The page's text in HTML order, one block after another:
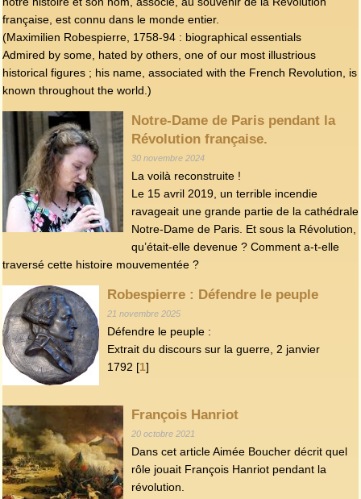
française, est connu dans le monde entier.
(Maximilien Robespierre, 1758-94 : biographical essentials
Admired by some, hated by others, one of our most illustrious
historical figures ; his name, associated with the French Revolution, is
known throughout the world.)
Notre-Dame de Paris pendant la
Révolution française.
30 novembre 2024
La voilà reconstruite !
Le 15 avril 2019, un terrible incendie
ravageait une grande partie de la cathédrale
Notre-Dame de Paris. Et sous la Révolution,
qu’était-elle devenue ? Comment a-t-elle
traversé cette histoire mouvementée ?
Robespierre : Défendre le peuple
21 novembre 2025
Défendre le peuple :
Extrait du discours sur la guerre, 2 janvier
1792 [1]
François Hanriot
20 octobre 2021
Dans cet article Aimée Boucher décrit quel
rôle jouait François Hanriot pendant la
révolution.